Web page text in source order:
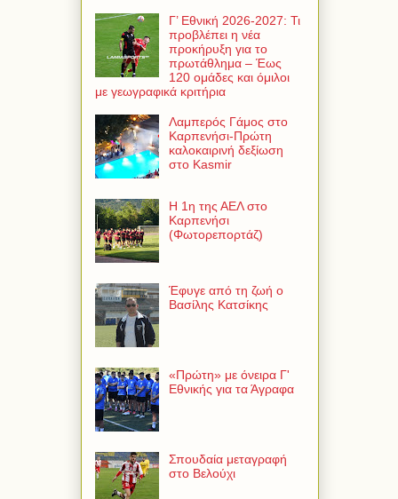
Γ’ Εθνική 2026-2027: Τι
προβλέπει η νέα
προκήρυξη για το
πρωτάθλημα – Έως
120 ομάδες και όμιλοι
με γεωγραφικά κριτήρια
Λαμπερός Γάμος στο
Καρπενήσι-Πρώτη
καλοκαιρινή δεξίωση
στο Kasmir
Η 1η της ΑΕΛ στο
Καρπενήσι
(Φωτορεπορτάζ)
Έφυγε από τη ζωή ο
Βασίλης Κατσίκης
«Πρώτη» με όνειρα Γ'
Εθνικής για τα Άγραφα
Σπουδαία μεταγραφή
στο Βελούχι